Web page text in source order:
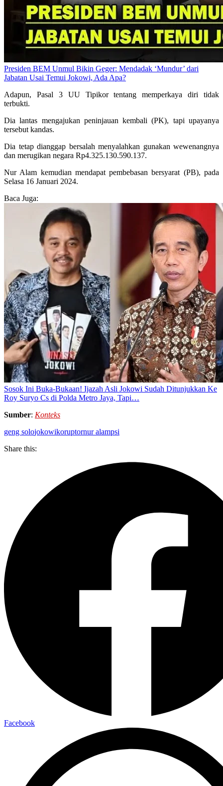
Presiden BEM Unmul Bikin Geger: Mendadak ‘Mundur’ dari
Jabatan Usai Temui Jokowi, Ada Apa?
Adapun, Pasal 3 UU Tipikor tentang memperkaya diri tidak
terbukti.
Dia lantas mengajukan peninjauan kembali (PK), tapi upayanya
tersebut kandas.
Dia tetap dianggap bersalah menyalahkan gunakan wewenangnya
dan merugikan negara Rp4.325.130.590.137.
Nur Alam kemudian mendapat pembebasan bersyarat (PB), pada
Selasa 16 Januari 2024.
Baca Juga:
Sosok Ini Buka-Bukaan! Ijazah Asli Jokowi Sudah Ditunjukkan Ke
Roy Suryo Cs di Polda Metro Jaya, Tapi…
Sumber: Konteks
geng solojokowikoruptornur alampsi
Share this:
Facebook